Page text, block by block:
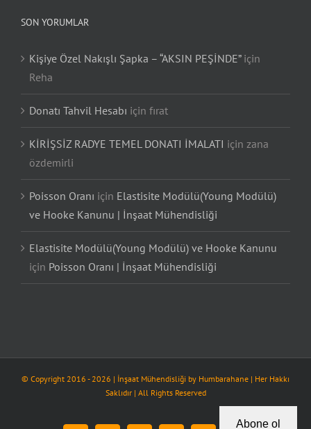
SON YORUMLAR
Kişiye Özel Nakışlı Şapka – “AKSIN PEŞİNDE”için
Reha
Donatı Tahvil Hesabı için fırat
KİRİŞSİZ RADYE TEMEL DONATI İMALATI için zana
özdemirli
Poisson Oranı için Elastisite Modülü(Young Modülü)
ve Hooke Kanunu | İnşaat Mühendisliği
Elastisite Modülü(Young Modülü) ve Hooke Kanunu
için Poisson Oranı | İnşaat Mühendisliği
© Copyright 2016 - 2026 | İnşaat Mühendisliği by Humbarahane | Her Hakkı
Saklıdır | All Rights Reserved
Abone ol